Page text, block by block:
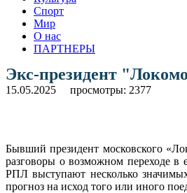
Спорт
Мир
О нас
ПАРТНЕРЫ
Экс-президент
15.05.2025 просмотры: 2377
Бывший президент московского
разговоры о возможном переходе в
РПЛ выступают несколько
прогноз на исход того или иного